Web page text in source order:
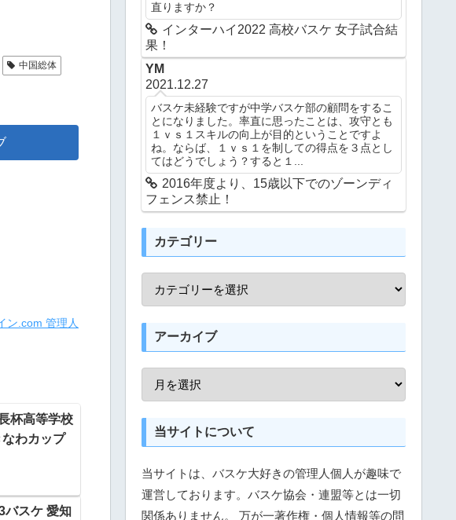
中国総体
ン.com 管理人
杯高等学校
わカップ
バスケ 愛知
直りますか？
インターハイ2022 高校バスケ 女子試合結
果！
YM
2021.12.27
バスケ未経験ですが中学バスケ部の顧問をするこ
とになりました。率直に思ったことは、攻守とも
１ｖｓ１スキルの向上が目的ということですよ
ね。ならば、１ｖｓ１を制しての得点を３点とし
てはどうでしょう？すると１...
2016年度より、15歳以下でのゾーンディ
フェンス禁止！
カテゴリー
アーカイブ
当サイトについて
当サイトは、バスケ大好きの管理人個人が趣味で
運営しております。バスケ協会・連盟等とは一切
関係ありません。 万が一著作権・個人情報等の問